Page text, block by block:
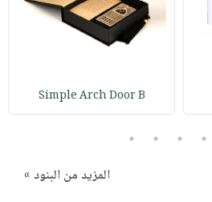
Simple Arch Door B
2
3
4
5
المزيد من البنود »